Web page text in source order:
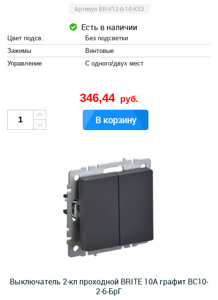
Артикул BR-V12-0-10-K53
Есть в наличии
Цвет подсв.
Без подсветки
Зажимы
Винтовые
Управление
С одного/двух мест
346,44 руб.
В корзину
Выключатель 2-кл проходной BRITE 10А графит ВС10-
2-6-БрГ